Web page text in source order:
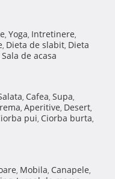
, Yoga, Intretinere,
, Dieta de slabit, Dieta
Sala de acasa
, Cafea, Supa,
, Aperitive, Desert,
pui, Ciorba burta,
, Mobila, Canapele,